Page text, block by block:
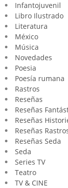
Infantojuvenil
Libro Ilustrado
Literatura
México
Música
Novedades
Poesia
Poesía rumana
Rastros
Reseñas
Reseñas
Reseñas
Reseñas
Reseñas Seda
Seda
Series TV
Teatro
TV & CINE